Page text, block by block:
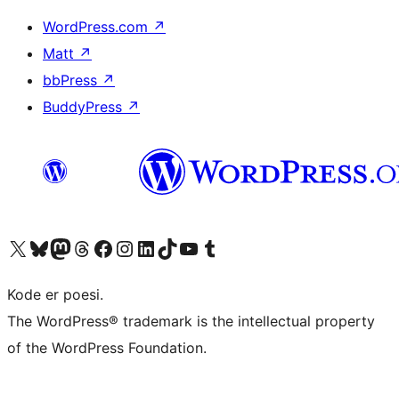
WordPress.com ↗
Matt ↗
bbPress ↗
BuddyPress ↗
Besøk vår konto på X Visit our Bluesky account
Besøk vår Mastodon-konto
Visit our Threads account
Besøk vår Facebook-sideBesøk vår Instagram-konto
Besøk vår LinkedIn-konto
Visit our TikTok account
Visit our YouTube channel
Visit our Tumblr account
Kode er poesi.
The WordPress® trademark is the intellectual property
of the WordPress Foundation.